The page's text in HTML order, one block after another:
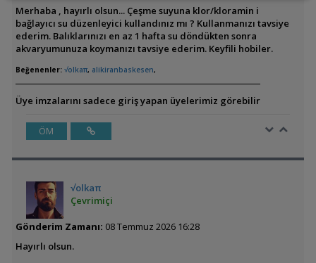
Merhaba , hayırlı olsun... Çeşme suyuna klor/kloramin i
bağlayıcı su düzenleyici kullandınız mı ? Kullanmanızı tavsiye
ederim. Balıklarınızı en az 1 hafta su döndükten sonra
akvaryumunuza koymanızı tavsiye ederim. Keyfili hobiler.
Beğenenler: √olkaπ, alikiranbaskesen,
Üye imzalarını sadece giriş yapan üyelerimiz görebilir
ÖM
√olkaπ
Çevrimiçi
Gönderim Zamanı: 08 Temmuz 2026 16:28
Hayırlı olsun.